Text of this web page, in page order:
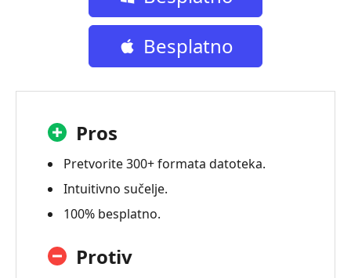
preuzimanje
Besplatno
preuzimanje
Pros
Pretvorite 300+ formata datoteka.
Intuitivno sučelje.
100% besplatno.
Protiv